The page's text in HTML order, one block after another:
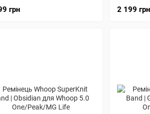
Peak/MG Life
грн 2 199 грн